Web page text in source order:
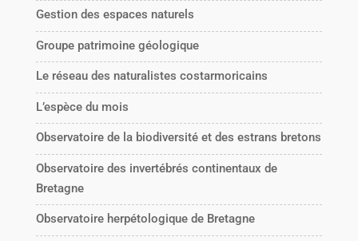
Gestion des espaces naturels
Groupe patrimoine géologique
Le réseau des naturalistes costarmoricains
L’espèce du mois
Observatoire de la biodiversité et des estrans bretons
Observatoire des invertébrés continentaux de
Bretagne
Observatoire herpétologique de Bretagne